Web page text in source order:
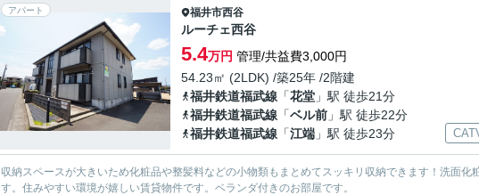
アパート 福井市西谷
ルーチェ西谷
5.4万円 管理/共益費3,000円
54.23㎡ (2LDK) /築25年 /2階建
福井鉄道福武線 「花堂 」駅 徒歩21分
福井鉄道福武線 「ベル前 」駅 徒歩22分
福井鉄道福武線 「江端 」駅 徒歩23分
収納スペースが大きいため化粧品や整髪料などの小物類もまとめてスッキリ収納できます！洗面
す。住みやすい環境が嬉しい賃貸物件です。ベランダ付きのお部屋です。